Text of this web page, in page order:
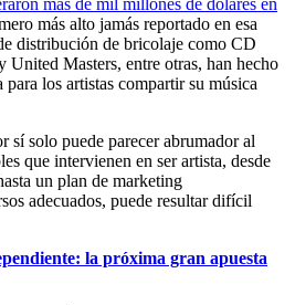
más de mil millones de dólares en
más alto jamás reportado en esa
distribución de bricolaje como CD
Masters, entre otras, han hecho
para los artistas compartir su música
sí solo puede parecer abrumador al
que intervienen en ser artista, desde
un plan de marketing
adecuados, puede resultar difícil
la próxima gran apuesta